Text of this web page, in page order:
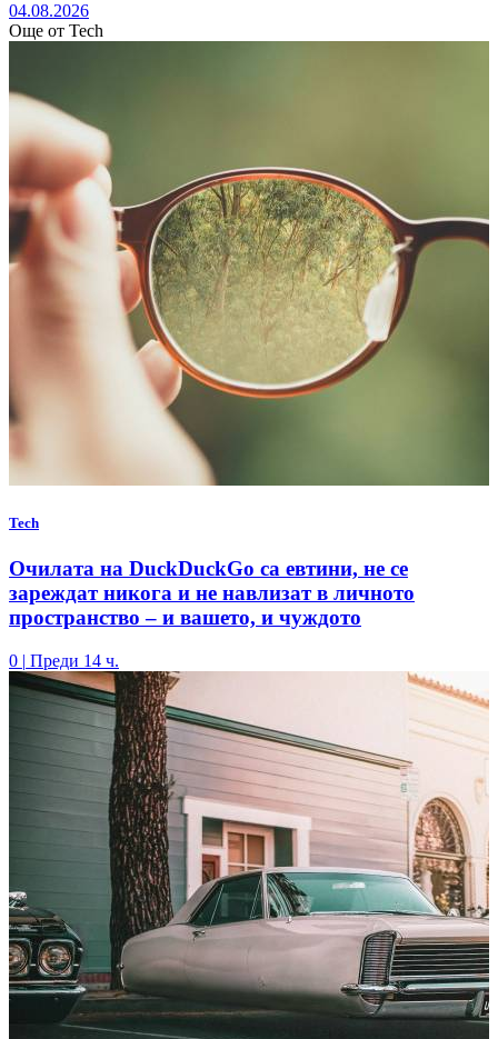
04.08.2026
Още от Tech
Tech
Очилата на DuckDuckGo са евтини, не се
зареждат никога и не навлизат в личното
пространство – и вашето, и чуждото
0 | Преди 14 ч.